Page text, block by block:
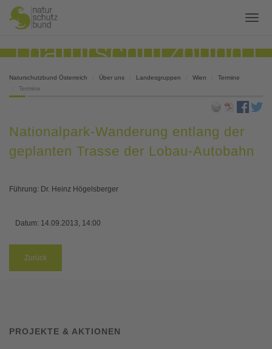
Naturschutzbund Österreich Über uns Landesgruppen Wien
Termine
Termine
Nationalpark-Wanderung entlang der
geplanten Trasse der Lobau-Autobahn
Führung: Dr. Heinz Högelsberger
Datum: 14.09.2013, 14:00
Zurück
PROJEKTE & AKTIONEN